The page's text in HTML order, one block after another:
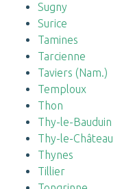
Sugny
Surice
Tamines
Tarcienne
Taviers (Nam.)
Temploux
Thon
Thy-le-Bauduin
Thy-le-Château
Thynes
Tillier